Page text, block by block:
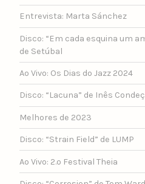
Entrevista: Marta Sánchez
Disco: “Em cada esquina um
de Setúbal
Ao Vivo: Os Dias do Jazz 2024
Disco: “Lacuna” de Inês
Melhores de 2023
Disco: “Strain Field” de LUMP
Ao Vivo: 2.º Festival Theia